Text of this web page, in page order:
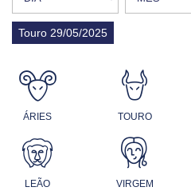
Touro 29/05/2025
ÁRIES TOURO
LEÃO VIRGEM